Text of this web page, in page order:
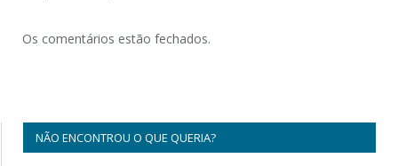
Os comentários estão fechados.
NÃO ENCONTROU O QUE QUERIA?